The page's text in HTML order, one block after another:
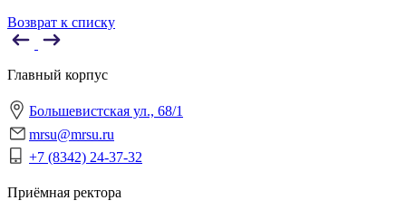
Возврат к списку
Главный корпус
Большевистская ул., 68/1
mrsu@mrsu.ru
+7 (8342) 24-37-32
Приёмная ректора